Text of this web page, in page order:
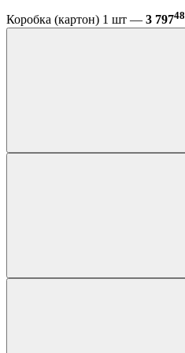
Коробка (картон) 1 шт — 3 79748